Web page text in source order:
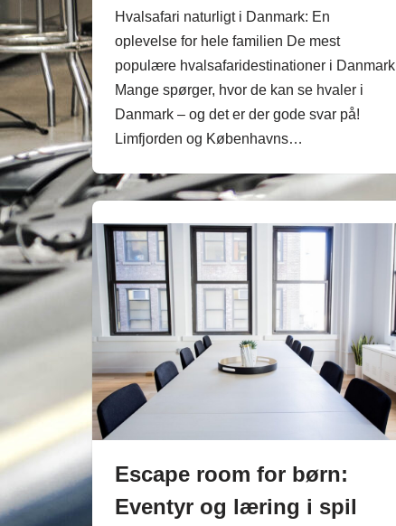
Hvalsafari naturligt i Danmark: En
oplevelse for hele familien De mest
populære hvalsafaridestinationer i Danmark
Mange spørger, hvor de kan se hvaler i
Danmark – og det er der gode svar på!
Limfjorden og Københavns…
Escape room for børn:
Eventyr og læring i spil